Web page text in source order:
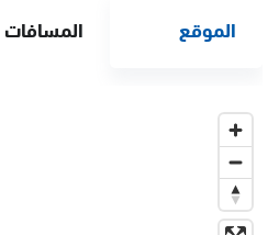
الموقع المسافات